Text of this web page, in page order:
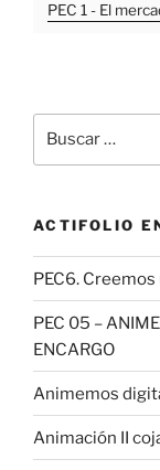
PEC 1 - El
por:
ACTIFOLIO
PEC6.
PEC 05 –
ENCARGO
Animemos
Animación II